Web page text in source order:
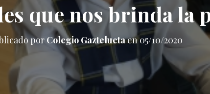
que nos brinda la
por Colegio Gazteluetaen05/10/2020